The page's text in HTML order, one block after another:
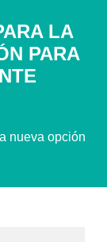
LA
PARA
nueva opción